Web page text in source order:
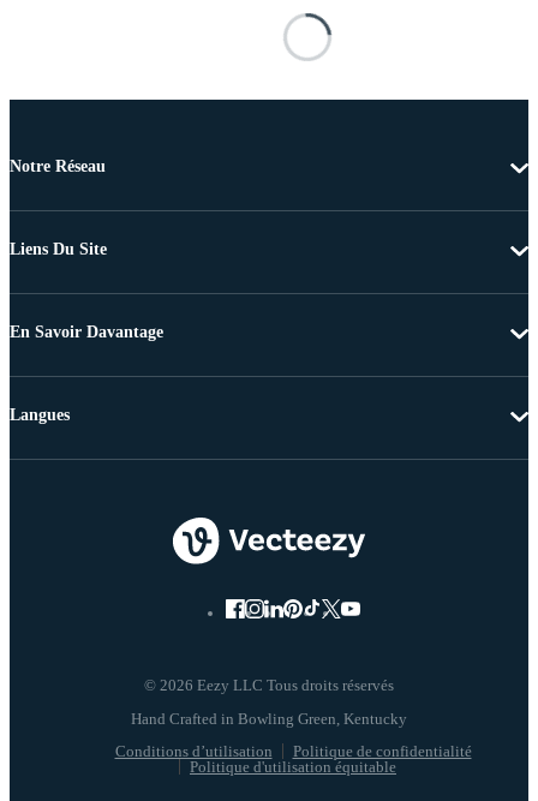
Notre Réseau
Liens Du Site
En Savoir Davantage
© 2026 Eezy LLC Tous droits réservés
Conditions d’utilisation
Politique de confidentialité
Politique d'utilisation équitable
Langues